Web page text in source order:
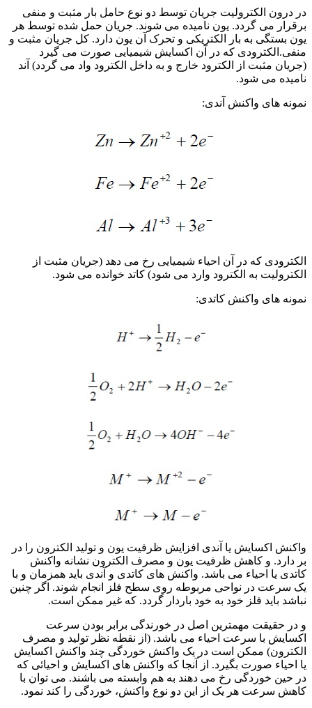
در درون الکترولیت جریان توسط دو نوع حامل بار مثبت و منفی
برقرار می گردد. یون نامیده می شوند. جریان حمل شده توسط هر
یون بستگی به بار الکتریکی و تحرک آن یون دارد. کل جریان مثبت و
منفی.الکترودی که در آن اکسایش شیمیایی صورت می گیرد
(جریان مثبت از الکترود خارج و به داخل الکترود واد می گردد) آند
نامیده می شود.
نمونه های واکنش آندی:
الکترودی که در آن احیاء شیمیایی رخ می دهد (جریان مثبت از
الکترولیت به الکترود وارد می شود) کاتد خوانده می شود.
نمونه های واکنش کاتدی:
واکنش اکسایش یا آندی افزایش ظرفیت یون و تولید الکترون را در
بر دارد. و کاهش ظرفیت یون و مصرف الکترون نشانه واکنش
کاتدی یا احیاء می باشد. واکنش های کاتدی و آندی باید همزمان و با
یک سرعت در نواحی مربوطه روی سطح فلز انجام شوند. اگر چنین
نباشد باید فلز خود به خود باردار گردد. که غیر ممکن است.
و در حقیقت مهمترین اصل در خورندگی برابر بودن سرعت
اکسایش با سرعت احیاء می باشد. (از نقطه نظر تولید و مصرف
الکترون) ممکن است در یک واکنش خوردگی چند واکنش اکسایش
یا احیاء صورت بگیرد. از آنجا که واکنش های اکسایش و احیائی که
در حین خوردگی رخ می دهند به هم وابسته می باشند. می توان با
کاهش سرعت هر یک از این دو نوع واکنش، خوردگی را کند نمود.